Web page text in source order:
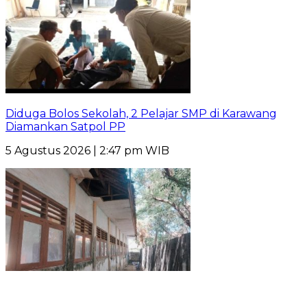
Diduga Bolos Sekolah, 2 Pelajar SMP di Karawang
Diamankan Satpol PP
5 Agustus 2026 | 2:47 pm WIB